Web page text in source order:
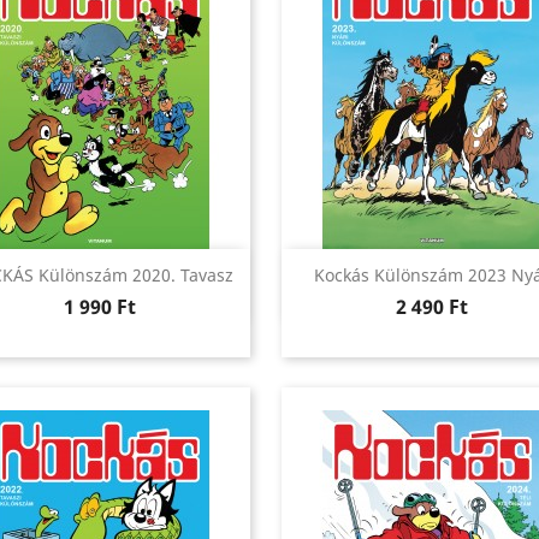
Különszám 2020. Tavasz
Ár
1 990 Ft
Előnézet Kockás Különszám 2023
Ár
2 490 Ft
Előnézet